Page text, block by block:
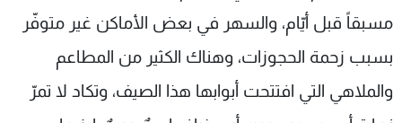
مسبقاً قبل أيّام، والسهر في بعض الأماكن غير متوفّر
بسبب زحمة الحجوزات، وهناك الكثير من المطاعم
والملاهي التي افتتحت أبوابها هذا الصيف، وتكاد لا تمرّ